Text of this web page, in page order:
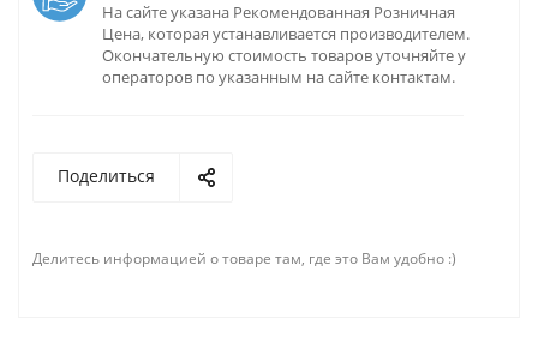
На сайте указана Рекомендованная Розничная
Цена, которая устанавливается производителем.
Окончательную стоимость товаров уточняйте у
операторов по указанным на сайте контактам.
Поделиться
Делитесь информацией о товаре там, где это Вам удобно :)